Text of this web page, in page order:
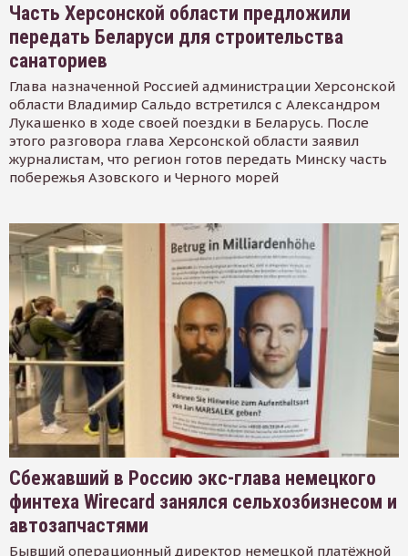
Часть Херсонской области предложили
передать Беларуси для строительства
санаториев
Глава назначенной Россией администрации Херсонской
области Владимир Сальдо встретился с Александром
Лукашенко в ходе своей поездки в Беларусь. После
этого разговора глава Херсонской области заявил
журналистам, что регион готов передать Минску часть
побережья Азовского и Черного морей
Сбежавший в Россию экс-глава немецкого
финтеха Wirecard занялся сельхозбизнесом и
автозапчастями
Бывший операционный директор немецкой платёжной